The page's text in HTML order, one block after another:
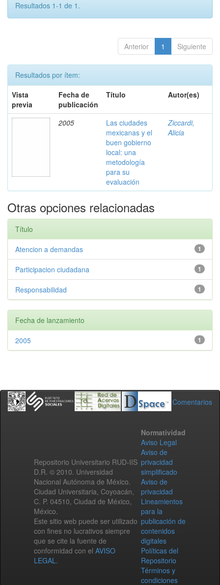
Resultados 1-1 de 1.
Anterior 1 Siguiente
Resultados por ítem:
Vista
previa
Fecha de
publicación
Título Autor(es)
2005
Las ciudades
mexicanas y el
buen gobierno
local: una
metodología
para su
evaluación
Ziccardi,
Alicia
Otras opciones relacionadas
Título
1
Atencion a demandas
1
Participacion ciudadana
1
Responsabilidad
Fecha de lanzamiento
1
2005
Comentarios
Repositorio Universitario RUD-IIS
D.R. © 2010. Universidad
Nacional Autónoma de México.
Ciudad Universitaria, Coyoacán,
C. P. 04510, Ciudad de México,
México.
Este sitio web puede ser utilizado
con fines no lucrativos siempre
que se cite la fuente de
conformidad con el AVISO
LEGAL.
Normatividad
Aviso Legal
Aviso de
privacidad
simplificado
Aviso de
privacidad
Lineamientos
para la
publicación de
contenidos
digitales
Políticas del
Repositorio
Términos y
condiciones